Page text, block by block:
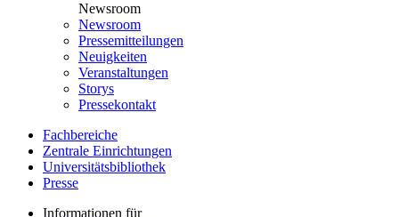
Newsroom
Newsroom
Pressemitteilungen
Neuigkeiten
Veranstaltungen
Storys
Pressekontakt
Fachbereiche
Zentrale Einrichtungen
Universitätsbibliothek
Presse
Informationen für